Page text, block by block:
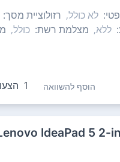
לא כולל, רזולוציית מסך:
ללא, מצלמת רשת: כולל,
הוסף להשוואה 1